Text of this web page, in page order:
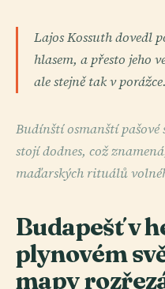
Lajos Kossuth dovedl
hlasem, a přesto jeho
ale stejně tak v porážce.
Budínští osmanští
stojí dodnes, což
maďarských rituálů
Budapešť v
plynovém
mapy